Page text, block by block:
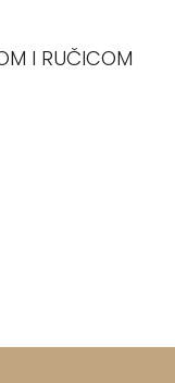
I RUČICOM